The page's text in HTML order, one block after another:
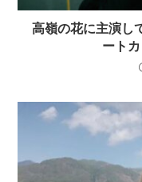
高嶺の花に主演し
ート